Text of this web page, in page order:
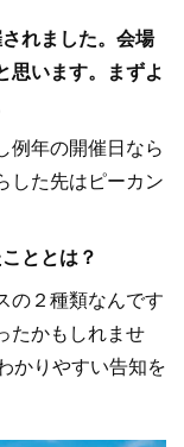
れました。会場
思います。まずよ
例年の開催日なら
した先はピーカン
ととは？
の２種類なんです
たかもしれませ
かりやすい告知を